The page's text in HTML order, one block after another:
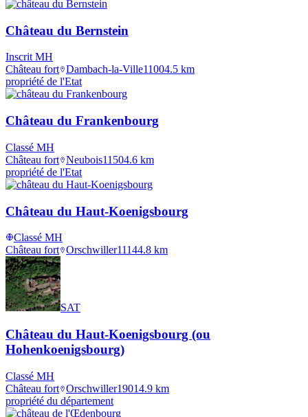
Château du Bernstein
Inscrit MH
Château fort Dambach-la-Ville11004.5 km
propriété de l'Etat
Château du Frankenbourg
Classé MH
Château fort Neubois11504.6 km
propriété de l'Etat
Château du Haut-Koenigsbourg
Classé MH
Château fort Orschwiller11144.8 km
SAT
Château du Haut-Koenigsbourg (ou
Hohenkoenigsbourg)
Classé MH
Château fort Orschwiller19014.9 km
propriété du département